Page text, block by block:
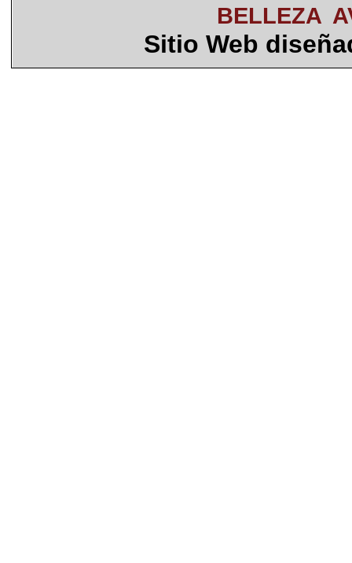
BELLEZA
Sitio Web